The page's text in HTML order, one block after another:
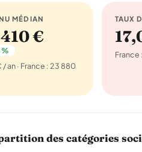
MÉDIAN
€
%
/ an · France : 23 880
TAUX
France
des catégories